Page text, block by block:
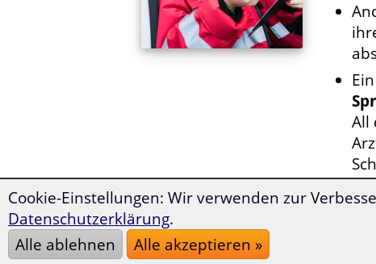
All
Cookie-Einstellungen: Wir verwenden zur
Datenschutzerklärung.
Alle ablehnen
Alle akzeptieren »